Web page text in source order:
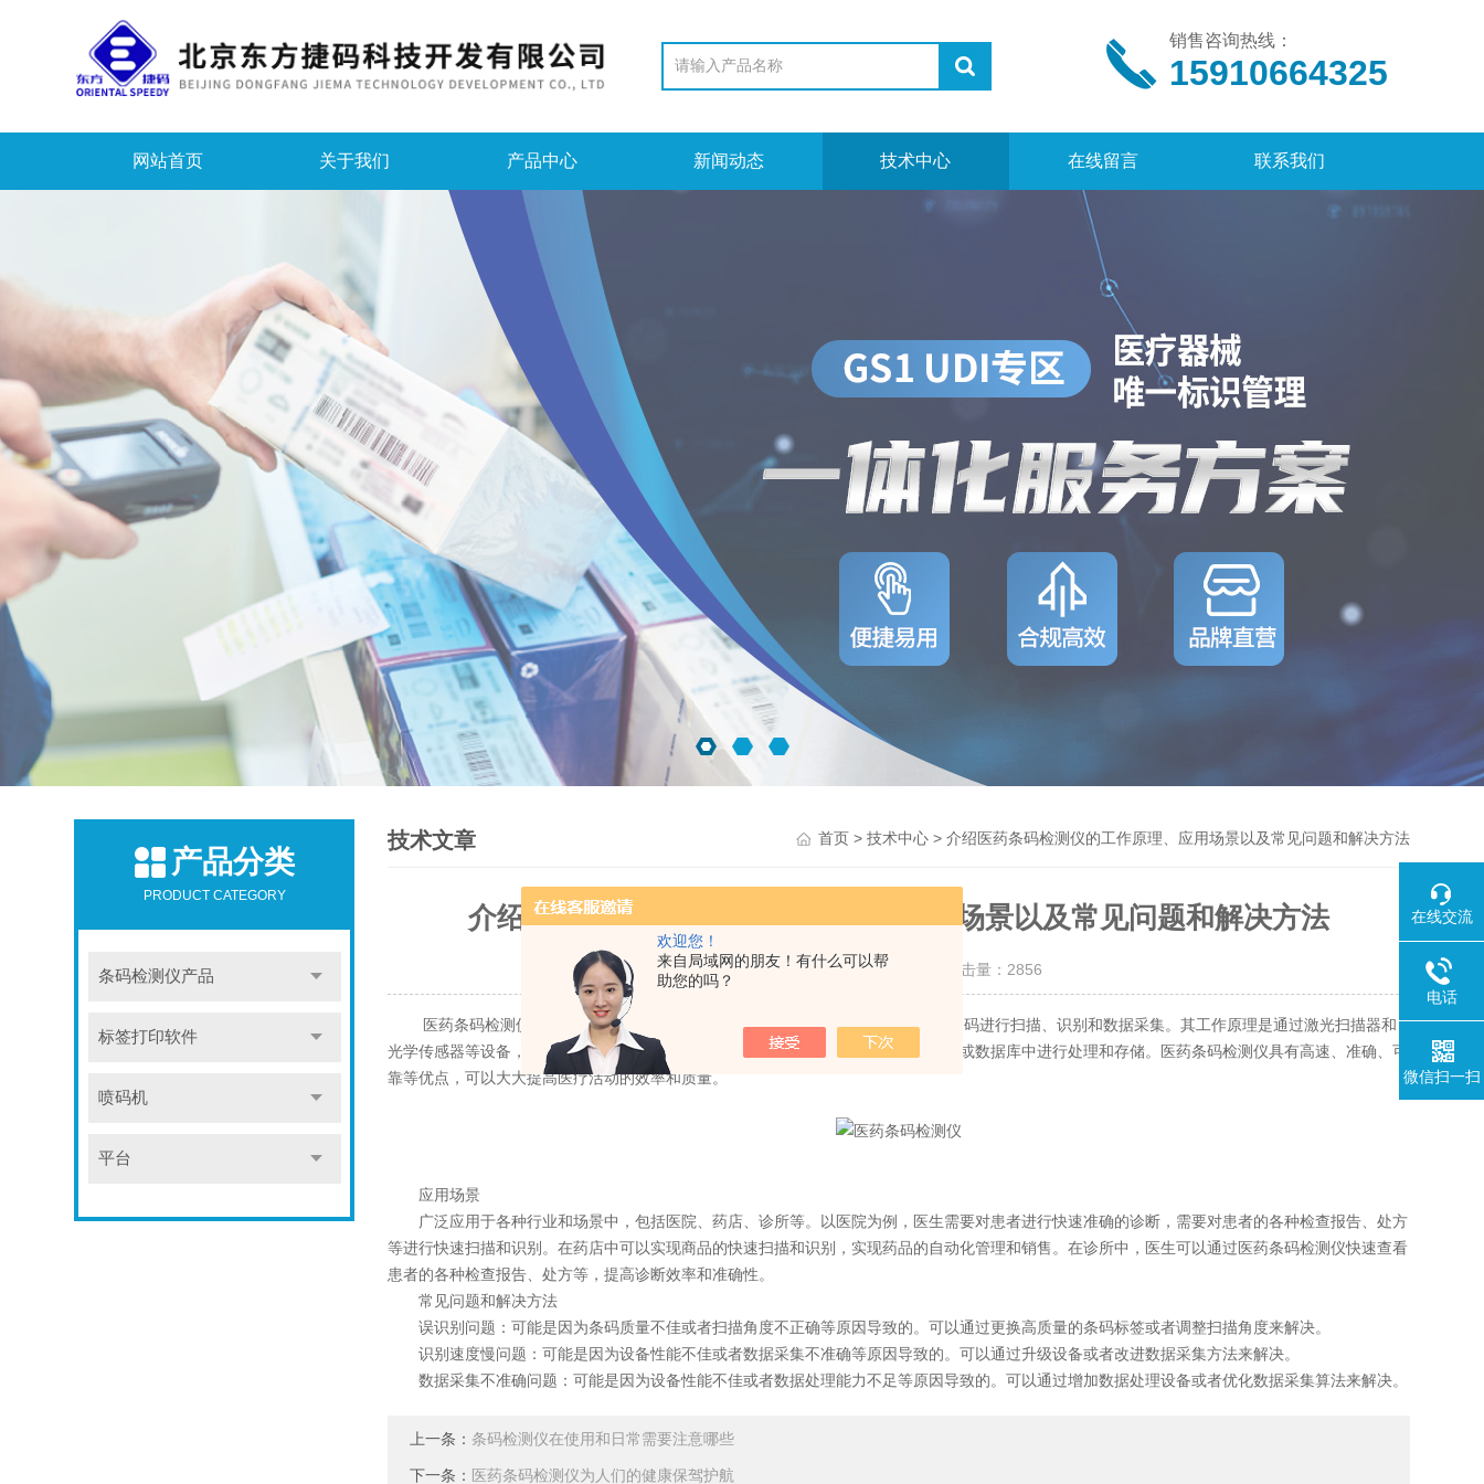
欢迎您！
来自局域网的朋友！有什么可以帮
助您的吗？
销售咨询热线：
15910664325
网站首页 关于我们 产品中心 新闻动态 技术中心 在线留言 联系我们
产品分类
PRODUCT CATEGORY
条码检测仪产品
标签打印软件
喷码机
平台
技术文章 首页> 技术中心> 介绍医药条码检测仪的工作原理、应用场景以及常见问题和解决方法
介绍医药条码检测仪的工作原理、应用场景以及常见问题和解决方法
更新时间：2023-05-26 点击量： 2856
医药条码检测仪是一种高精度的自动化检测设备，主要用于对各种类型的医药条码进行扫描、识别和数据采集。其工作原理是通过激光扫描器和
光学传感器等设备，对医药条码进行快速扫描和识别，然后将识别结果传输到计算机或数据库中进行处理和存储。医药条码检测仪具有高速、准确、可
靠等优点，可以大大提高医疗活动的效率和质量。
应用场景
广泛应用于各种行业和场景中，包括医院、药店、诊所等。以医院为例，医生需要对患者进行快速准确的诊断，需要对患者的各种检查报告、处方
等进行快速扫描和识别。在药店中可以实现商品的快速扫描和识别，实现药品的自动化管理和销售。在诊所中，医生可以通过医药条码检测仪快速查看
患者的各种检查报告、处方等，提高诊断效率和准确性。
常见问题和解决方法
误识别问题：可能是因为条码质量不佳或者扫描角度不正确等原因导致的。可以通过更换高质量的条码标签或者调整扫描角度来解决。
识别速度慢问题：可能是因为设备性能不佳或者数据采集不准确等原因导致的。可以通过升级设备或者改进数据采集方法来解决。
数据采集不准确问题：可能是因为设备性能不佳或者数据处理能力不足等原因导致的。可以通过增加数据处理设备或者优化数据采集算法来解决。
上一条： 条码检测仪在使用和日常需要注意哪些
下一条： 医药条码检测仪为人们的健康保驾护航
在线交流
电话
微信扫一扫